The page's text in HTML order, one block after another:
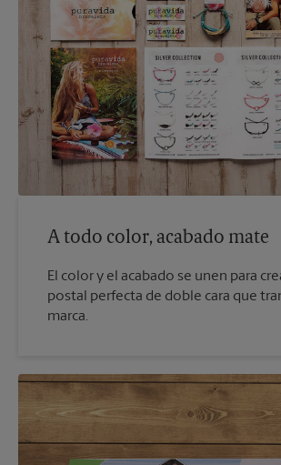
A todo color, acabado mate
El color y el acabado se unen para
postal perfecta de doble cara que
marca.